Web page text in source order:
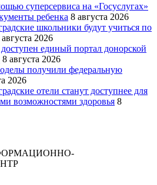
суперсервиса на «Госуслугах»
ребенка 8 августа 2026
школьники будут учиться по
2026
единый портал донорской
8 августа 2026
получили федеральную
2026
отели станут доступнее для
возможностями здоровья 8